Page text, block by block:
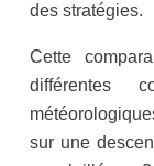
des stratégies.
Cette
différentes
sur une